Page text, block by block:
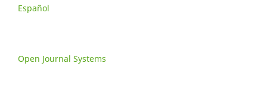
Español
Open Journal Systems